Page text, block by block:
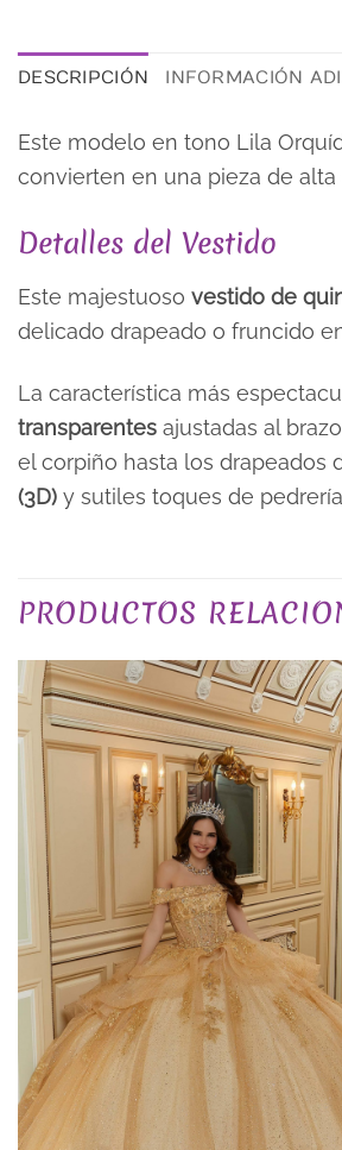
DESCRIPCIÓN INFORMACIÓN
Este modelo en tono Lila
convierten en una pieza de
Detalles del Vestido
Este majestuoso vestido de
delicado drapeado o fruncido
La característica más
transparentes ajustadas al
el corpiño hasta los drapeados
(3D) y sutiles toques de
EXCLUSIVO_ONLINE
PLAZO DE ENTREGA
PRODUCTOS